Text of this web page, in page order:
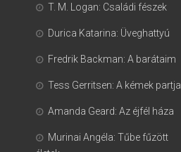
T. M. Logan: Családi fészek
Durica Katarina: Üveghattyú
Fredrik Backman: A barátaim
Tess Gerritsen: A kémek partja
Amanda Geard: Az éjfél háza
Murinai Angéla: Tűbe fűzött